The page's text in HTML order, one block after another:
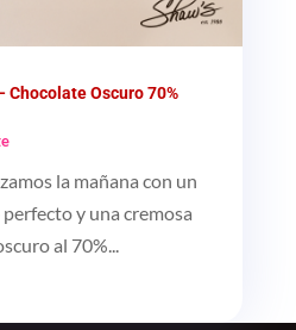
Chocolate Oscuro 70%
la mañana con un
y una cremosa
al 70%...